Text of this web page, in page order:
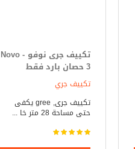
تكييف جرى نوفو - Novo
3 حصان بارد فقط
تكييف جري
تكييف جرى, gree يكفى
حتى مساحة 28 متر خا ...